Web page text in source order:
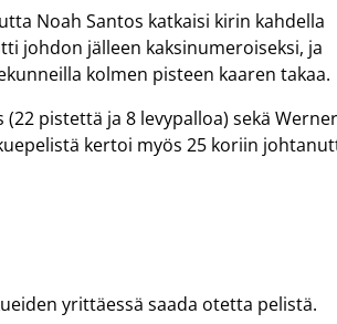
Noah Santos katkaisi kirin kahdella
johdon jälleen kaksinumeroiseksi, ja
kolmen pisteen kaaren takaa.
pistettä ja 8 levypalloa) sekä Werner
kertoi myös 25 koriin
yrittäessä saada otetta pelistä.